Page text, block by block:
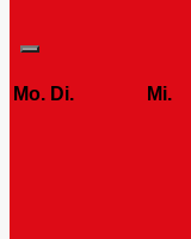
Mo. Di. Mi.